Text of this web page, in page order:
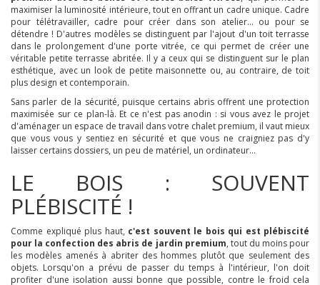
maximiser la luminosité intérieure, tout en offrant un cadre unique. Cadre
pour télétravailler, cadre pour créer dans son atelier... ou pour se
détendre ! D'autres modèles se distinguent par l'ajout d'un toit terrasse
dans le prolongement d'une porte vitrée, ce qui permet de créer une
véritable petite terrasse abritée. Il y a ceux qui se distinguent sur le plan
esthétique, avec un look de petite maisonnette ou, au contraire, de toit
plus design et contemporain.
Sans parler de la sécurité, puisque certains abris offrent une protection
maximisée sur ce plan-là. Et ce n'est pas anodin : si vous avez le projet
d'aménager un espace de travail dans votre chalet premium, il vaut mieux
que vous vous y sentiez en sécurité et que vous ne craigniez pas d'y
laisser certains dossiers, un peu de matériel, un ordinateur...
LE BOIS : SOUVENT
PLÉBISCITÉ !
Comme expliqué plus haut, c'est souvent le bois qui est plébiscité
pour la confection des abris de jardin premium, tout du moins pour
les modèles amenés à abriter des hommes plutôt que seulement des
objets. Lorsqu'on a prévu de passer du temps à l'intérieur, l'on doit
profiter d'une isolation aussi bonne que possible, contre le froid cela